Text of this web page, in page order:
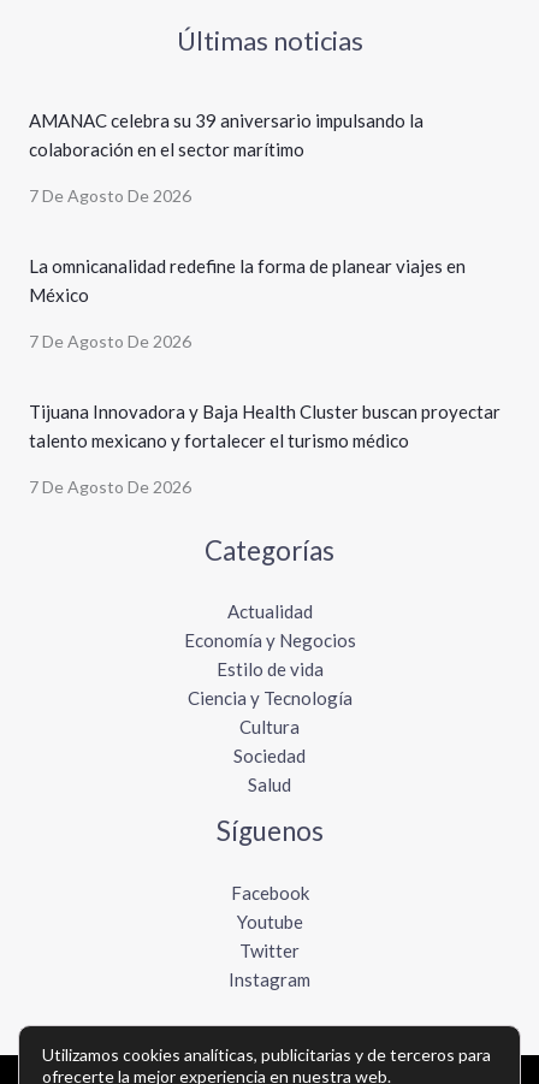
Últimas noticias
AMANAC celebra su 39 aniversario impulsando la
colaboración en el sector marítimo
7 De Agosto De 2026
La omnicanalidad redefine la forma de planear viajes en
México
7 De Agosto De 2026
Tijuana Innovadora y Baja Health Cluster buscan proyectar
talento mexicano y fortalecer el turismo médico
7 De Agosto De 2026
Categorías
Actualidad
Economía y Negocios
Estilo de vida
Ciencia y Tecnología
Cultura
Sociedad
Salud
Síguenos
Facebook
Youtube
Twitter
Instagram
Utilizamos cookies analíticas, publicitarias y de terceros para
ofrecerte la mejor experiencia en nuestra web.